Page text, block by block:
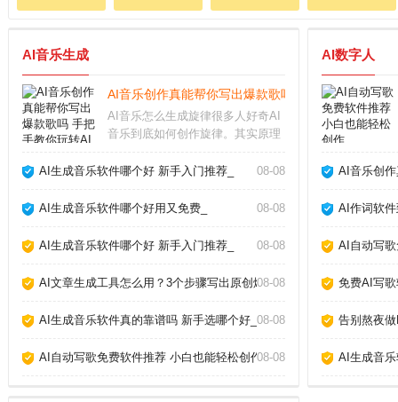
AI音乐生成
AI音乐创作真能帮你写出爆款歌吗 手把手教你玩转
AI音乐怎么生成旋律很多人好奇AI
音乐到底如何创作旋律。其实原理
曲的节奏、和弦走向和音高变化，
你只需输入风格关键词，比如“忧伤
AI生成音乐软件哪个好 新手入门推荐_ 08-08
AI生成音乐软件哪个好用又免费_ 08-08
AI生成音乐软件哪个好 新手入门推荐_ 08-08
AI文章生成工具怎么用？3个步骤写出原创爆款_
08-08
AI生成音乐软件真的靠谱吗 新手选哪个好_ 08-08
AI自动写歌免费软件推荐 小白也能轻松创作_08-08
AI数字人
AI音乐创
AI作词软
AI自动写
免费AI写
告别熬夜
AI生成音